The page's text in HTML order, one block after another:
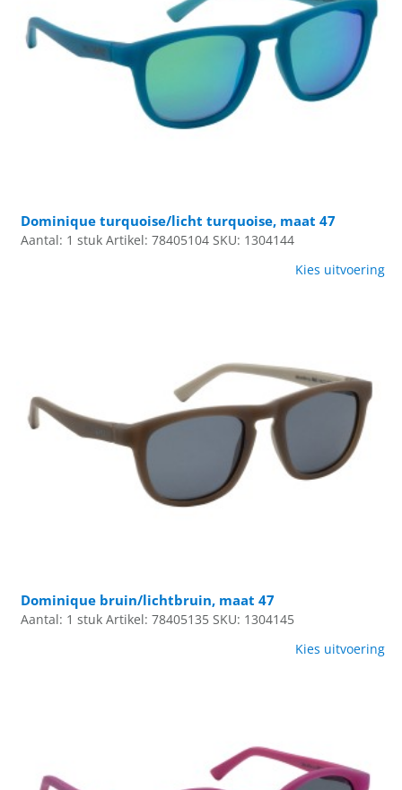
Dominique turquoise/licht turquoise, maat 47
Aantal: 1 stuk Artikel: 78405104 SKU: 1304144
Kies uitvoering
Dominique bruin/lichtbruin, maat 47
Aantal: 1 stuk Artikel: 78405135 SKU: 1304145
Kies uitvoering